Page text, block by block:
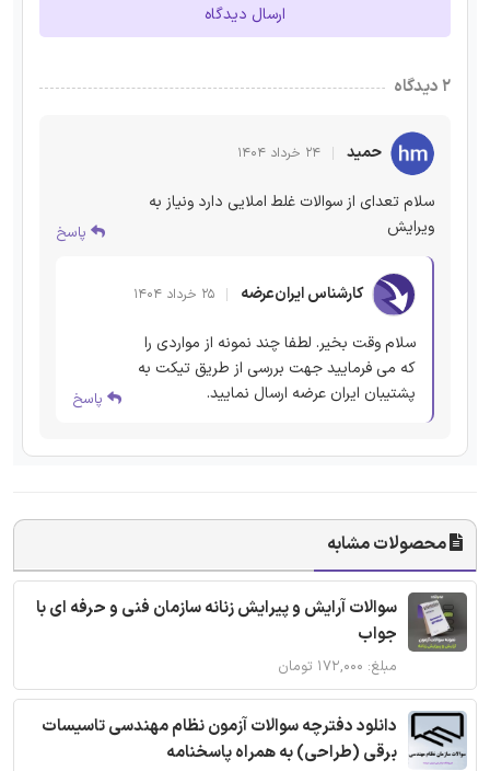
ارسال دیدگاه
۲ دیدگاه
حمید ۲۴ خرداد ۱۴۰۴
سلام تعدای از سوالات غلط املایی دارد ونیاز به
ویرایش
پاسخ
کارشناس ایران‌عرضه ۲۵ خرداد ۱۴۰۴
سلام وقت بخیر. لطفا چند نمونه از مواردی را
که می فرمایید جهت بررسی از طریق تیکت به
پشتیبان ایران عرضه ارسال نمایید.
پاسخ
محصولات مشابه
سوالات آرایش و پیرایش زنانه سازمان فنی و حرفه ای با
جواب
مبلغ: ۱۷۲,۰۰۰ تومان
دانلود دفترچه سوالات آزمون نظام مهندسی تاسیسات
برقی (طراحی) به همراه پاسخنامه